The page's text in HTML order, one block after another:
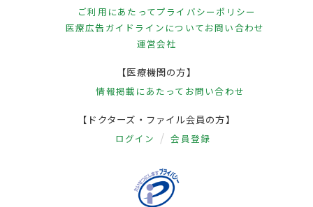
ご利用にあたってプライバシーポリシー
医療広告ガイドラインについてお問い合わせ
運営会社
【医療機関の方】
情報掲載にあたって お問い合わせ
【ドクターズ・ファイル会員の方】
ログイン 会員登録